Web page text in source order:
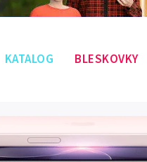
KATALOG BLESKOVKY